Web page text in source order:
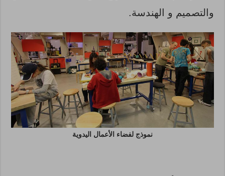
والتصميم و الهندسة.
نموذج لفضاء الأعمال اليدوية